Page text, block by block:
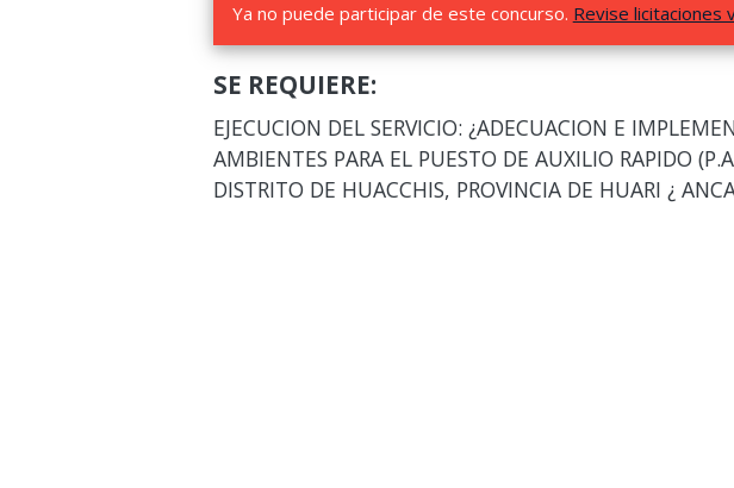
Ya no puede participar de este concurso. Revise licitaciones
SE REQUIERE:
EJECUCION DEL SERVICIO: ¿ADECUACION E
AMBIENTES PARA EL PUESTO DE AUXILIO RAPIDO
DISTRITO DE HUACCHIS, PROVINCIA DE HUARI ¿